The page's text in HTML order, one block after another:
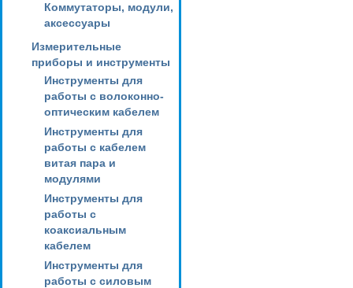
Коммутаторы, модули,
аксессуары
Измерительные
приборы и инструменты
Инструменты для
работы с волоконно-
оптическим кабелем
Инструменты для
работы с кабелем
витая пара и
модулями
Инструменты для
работы с
коаксиальным
кабелем
Инструменты для
работы с силовым